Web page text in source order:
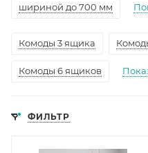
шириной до 700 мм
Комоды 3 ящика
Комоды 6 ящиков
ФИЛЬТР